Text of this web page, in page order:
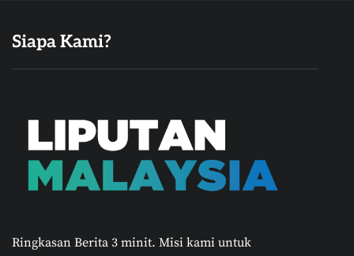
Siapa Kami?
Ringkasan Berita 3 minit. Misi kami untuk